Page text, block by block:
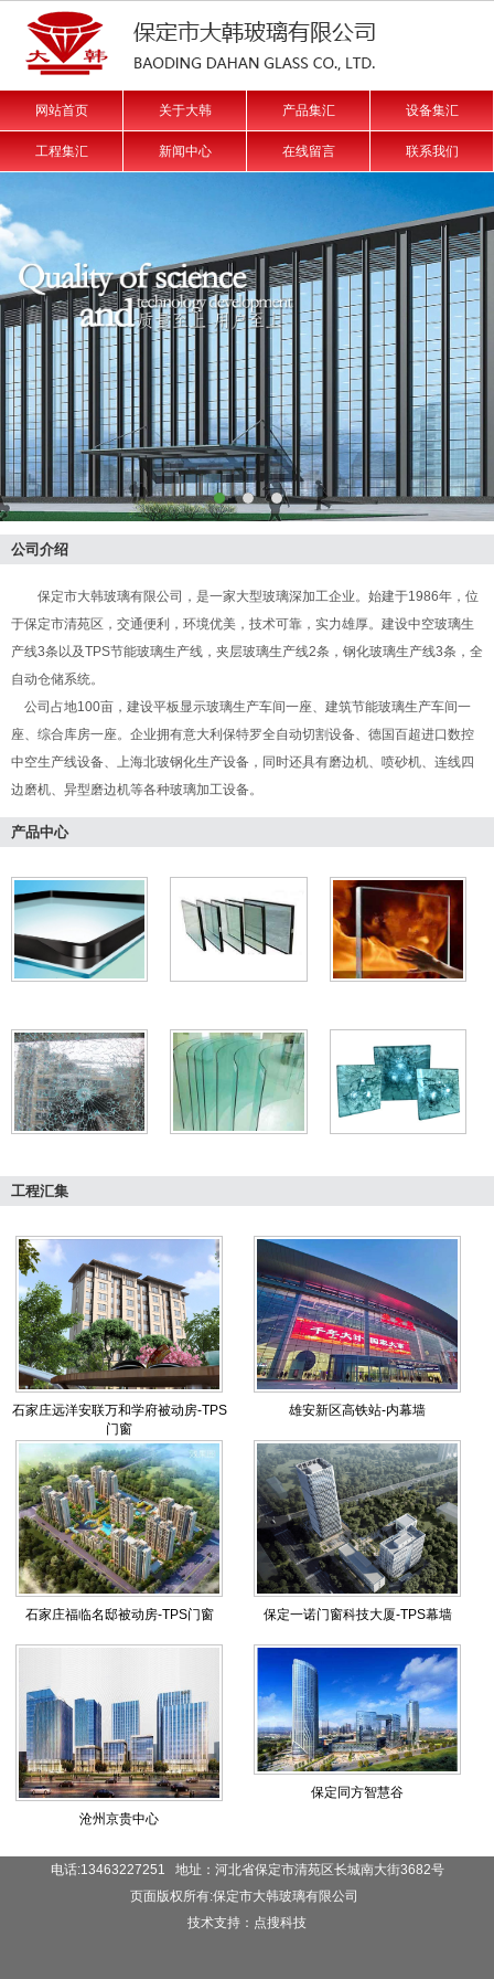
网站首页 关于大韩 产品集汇 设备集汇
工程集汇 新闻中心 在线留言 联系我们
公司介绍
保定市大韩玻璃有限公司，是一家大型玻璃深加工企业。始建于1986年，位
于保定市清苑区，交通便利，环境优美，技术可靠，实力雄厚。建设中空玻璃生
产线3条以及TPS节能玻璃生产线，夹层玻璃生产线2条，钢化玻璃生产线3条，全
自动仓储系统。
公司占地100亩，建设平板显示玻璃生产车间一座、建筑节能玻璃生产车间一
座、综合库房一座。企业拥有意大利保特罗全自动切割设备、德国百超进口数控
中空生产线设备、上海北玻钢化生产设备，同时还具有磨边机、喷砂机、连线四
边磨机、异型磨边机等各种玻璃加工设备。
产品中心
工程汇集
石家庄远洋安联万和学府被动房-TPS
门窗
雄安新区高铁站-内幕墙
石家庄福临名邸被动房-TPS门窗 保定一诺门窗科技大厦-TPS幕墙
沧州京贵中心
保定同方智慧谷
电话:13463227251 地址：河北省保定市清苑区长城南大街3682号
页面版权所有:保定市大韩玻璃有限公司
技术支持：点搜科技